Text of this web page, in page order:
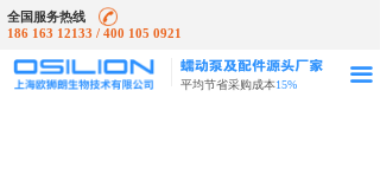
끀
平均节省采购成本15%
全国服务热线
186 163 12133 / 400 105 0921